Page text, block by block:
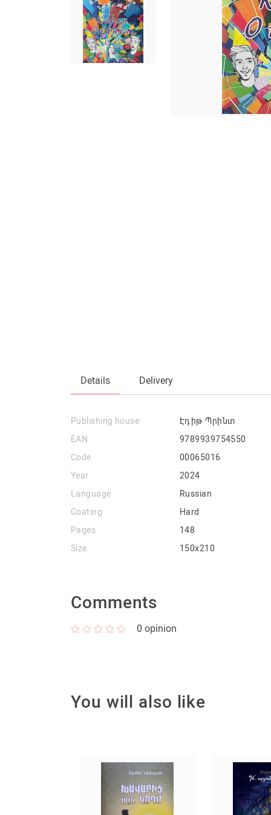
Details Delivery
Publishing house
Էդիթ Պրինտ
EAN
9789939754550
Code
00065016
Year
2024
Language
Russian
Coating
Hard
Pages
148
Size
150x210
Comments
0 opinion
You will also like